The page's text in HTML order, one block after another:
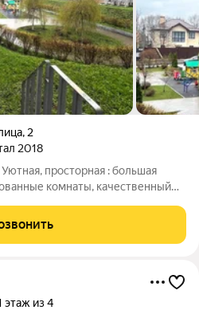
, 2
2018
просторная : большая
комнаты, качественный
при желании можно оборудовать
этаж из 4